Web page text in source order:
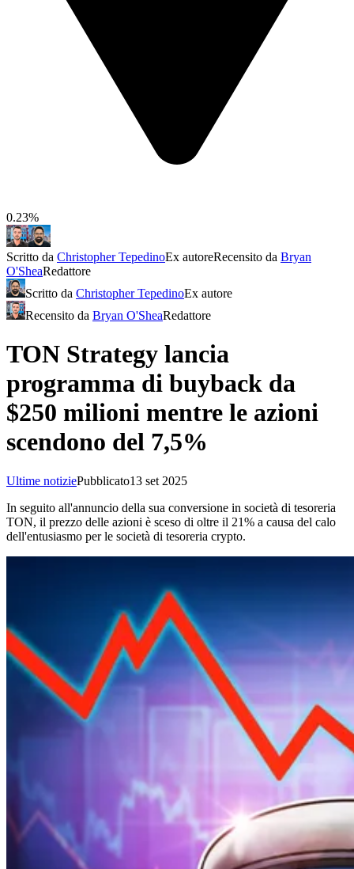
0.23%
Scritto da Christopher TepedinoEx autoreRecensito da Bryan
O'SheaRedattore
Scritto da Christopher TepedinoEx autore
Recensito da Bryan O'SheaRedattore
TON Strategy lancia
programma di buyback da
$250 milioni mentre le azioni
scendono del 7,5%
Ultime notiziePubblicato13 set 2025
In seguito all'annuncio della sua conversione in società di tesoreria
TON, il prezzo delle azioni è sceso di oltre il 21% a causa del calo
dell'entusiasmo per le società di tesoreria crypto.